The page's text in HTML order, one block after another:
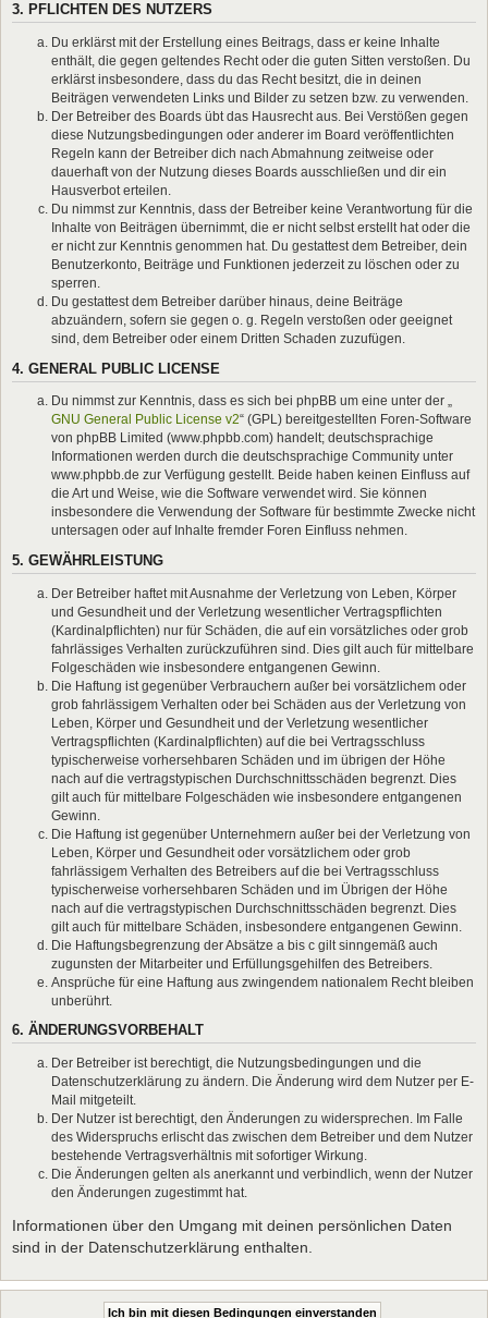
3. PFLICHTEN DES NUTZERS
Du erklärst mit der Erstellung eines Beitrags, dass er keine Inhalte
enthält, die gegen geltendes Recht oder die guten Sitten verstoßen. Du
erklärst insbesondere, dass du das Recht besitzt, die in deinen
Beiträgen verwendeten Links und Bilder zu setzen bzw. zu verwenden.
Der Betreiber des Boards übt das Hausrecht aus. Bei Verstößen gegen
diese Nutzungsbedingungen oder anderer im Board veröffentlichten
Regeln kann der Betreiber dich nach Abmahnung zeitweise oder
dauerhaft von der Nutzung dieses Boards ausschließen und dir ein
Hausverbot erteilen.
Du nimmst zur Kenntnis, dass der Betreiber keine Verantwortung für die
Inhalte von Beiträgen übernimmt, die er nicht selbst erstellt hat oder die
er nicht zur Kenntnis genommen hat. Du gestattest dem Betreiber, dein
Benutzerkonto, Beiträge und Funktionen jederzeit zu löschen oder zu
sperren.
Du gestattest dem Betreiber darüber hinaus, deine Beiträge
abzuändern, sofern sie gegen o. g. Regeln verstoßen oder geeignet
sind, dem Betreiber oder einem Dritten Schaden zuzufügen.
4. GENERAL PUBLIC LICENSE
Du nimmst zur Kenntnis, dass es sich bei phpBB um eine unter der „
GNU General Public License v2“ (GPL) bereitgestellten Foren-Software
von phpBB Limited (www.phpbb.com) handelt; deutschsprachige
Informationen werden durch die deutschsprachige Community unter
www.phpbb.de zur Verfügung gestellt. Beide haben keinen Einfluss auf
die Art und Weise, wie die Software verwendet wird. Sie können
insbesondere die Verwendung der Software für bestimmte Zwecke nicht
untersagen oder auf Inhalte fremder Foren Einfluss nehmen.
5. GEWÄHRLEISTUNG
Der Betreiber haftet mit Ausnahme der Verletzung von Leben, Körper
und Gesundheit und der Verletzung wesentlicher Vertragspflichten
(Kardinalpflichten) nur für Schäden, die auf ein vorsätzliches oder grob
fahrlässiges Verhalten zurückzuführen sind. Dies gilt auch für mittelbare
Folgeschäden wie insbesondere entgangenen Gewinn.
Die Haftung ist gegenüber Verbrauchern außer bei vorsätzlichem oder
grob fahrlässigem Verhalten oder bei Schäden aus der Verletzung von
Leben, Körper und Gesundheit und der Verletzung wesentlicher
Vertragspflichten (Kardinalpflichten) auf die bei Vertragsschluss
typischerweise vorhersehbaren Schäden und im übrigen der Höhe
nach auf die vertragstypischen Durchschnittsschäden begrenzt. Dies
gilt auch für mittelbare Folgeschäden wie insbesondere entgangenen
Gewinn.
Die Haftung ist gegenüber Unternehmern außer bei der Verletzung von
Leben, Körper und Gesundheit oder vorsätzlichem oder grob
fahrlässigem Verhalten des Betreibers auf die bei Vertragsschluss
typischerweise vorhersehbaren Schäden und im Übrigen der Höhe
nach auf die vertragstypischen Durchschnittsschäden begrenzt. Dies
gilt auch für mittelbare Schäden, insbesondere entgangenen Gewinn.
Die Haftungsbegrenzung der Absätze a bis c gilt sinngemäß auch
zugunsten der Mitarbeiter und Erfüllungsgehilfen des Betreibers.
Ansprüche für eine Haftung aus zwingendem nationalem Recht bleiben
unberührt.
6. ÄNDERUNGSVORBEHALT
Der Betreiber ist berechtigt, die Nutzungsbedingungen und die
Datenschutzerklärung zu ändern. Die Änderung wird dem Nutzer per E-
Mail mitgeteilt.
Der Nutzer ist berechtigt, den Änderungen zu widersprechen. Im Falle
des Widerspruchs erlischt das zwischen dem Betreiber und dem Nutzer
bestehende Vertragsverhältnis mit sofortiger Wirkung.
Die Änderungen gelten als anerkannt und verbindlich, wenn der Nutzer
den Änderungen zugestimmt hat.
Informationen über den Umgang mit deinen persönlichen Daten
sind in der Datenschutzerklärung enthalten.